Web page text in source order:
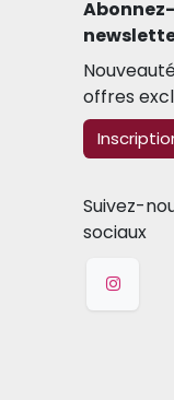
offres
Suivez-
sociaux